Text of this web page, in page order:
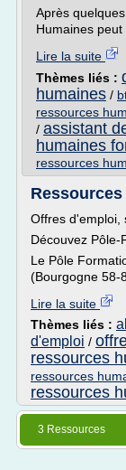
Après
Humaines peut
Lire la suite
Thèmes liés :
humaines /
ressources
/ assistant
humaines
ressources
Offres d'emploi,
Découvez Pôle-
Le Pôle
(Bourgogne 58-
Lire la suite
Thèmes liés :
d'emploi /
ressources
ressources
ressources
3 Ressources